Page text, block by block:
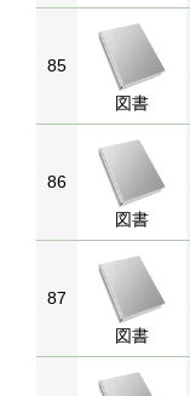
85
図書
86
図書
87
図書